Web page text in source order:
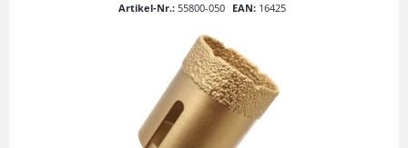
Artikel-Nr.: 55800-050 EAN: 16425